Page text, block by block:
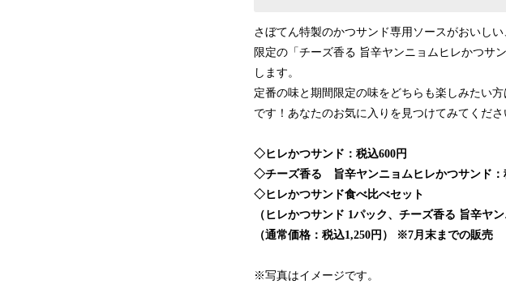
さぼてん特製のかつサンド専用ソースがおいし
限定の「チーズ香る 旨辛ヤンニョムヒレかつサ
します。
定番の味と期間限定の味をどちらも楽しみたい
です！あなたのお気に入りを見つけてみてくださ
◇ヒレかつサンド：税込600円
◇チーズ香る 旨辛ヤンニョムヒレかつサンド
◇ヒレかつサンド食べ比べセット
（ヒレかつサンド 1パック、チーズ香る 旨辛ヤ
（通常価格：税込1,250円） ※7月末までの販売
※写真はイメージです。